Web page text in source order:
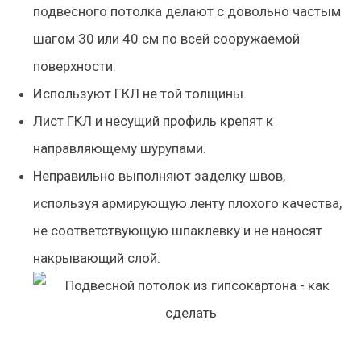
подвесного потолка делают с довольно частым
шагом 30 или 40 см по всей сооружаемой
поверхности.
Используют ГКЛ не той толщины.
Лист ГКЛ и несущий профиль крепят к
направляющему шурупами.
Неправильно выполняют заделку швов,
используя армирующую ленту плохого качества,
не соответствующую шпаклевку и не наносят
накрывающий слой.